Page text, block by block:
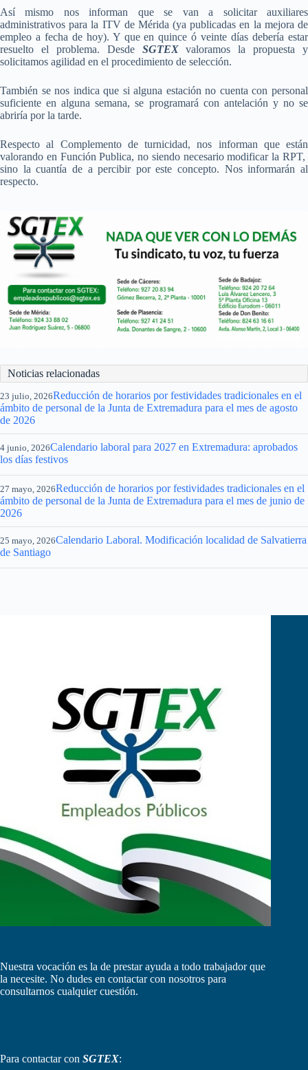
Así mismo nos informan que se van a solicitar auxiliares
administrativos para la ITV de Mérida (ya publicadas en la mejora de
empleo a fecha de hoy). Y que en quince ó veinte días debería estar
resuelto el problema. Desde SGTEXvaloramos la propuesta y
solicitamos agilidad en el procedimiento de selección.
También se nos indica que si alguna estación no cuenta con personal
suficiente en alguna semana, se programará con antelación y no se
abriría por la tarde.
Respecto al Complemento de turnicidad, nos informan que están
valorando en Función Publica, no siendo necesario modificar la RPT,
sino la cuantía de a percibir por este concepto. Nos informarán al
respecto.
Noticias relacionadas
23 julio, 2026Reducción de horarios por festividades tradicionales en el
ámbito de personal de la Junta de Extremadura para el mes de agosto
de 2026
4 junio, 2026Calendario laboral para 2027 en Extremadura: aprobados
los días festivos
27 mayo, 2026Reducción de horarios por festividades tradicionales en el
ámbito de personal de la Junta de Extremadura para el mes de junio de
2026
25 mayo, 2026Calendario Laboral. Modificación localidad de Salvatierra
de Santiago
Nuestra vocación es la de prestar ayuda a todo trabajador que
la necesite. No dudes en contactar con nosotros para
consultarnos cualquier cuestión.
Para contactar con SGTEX: